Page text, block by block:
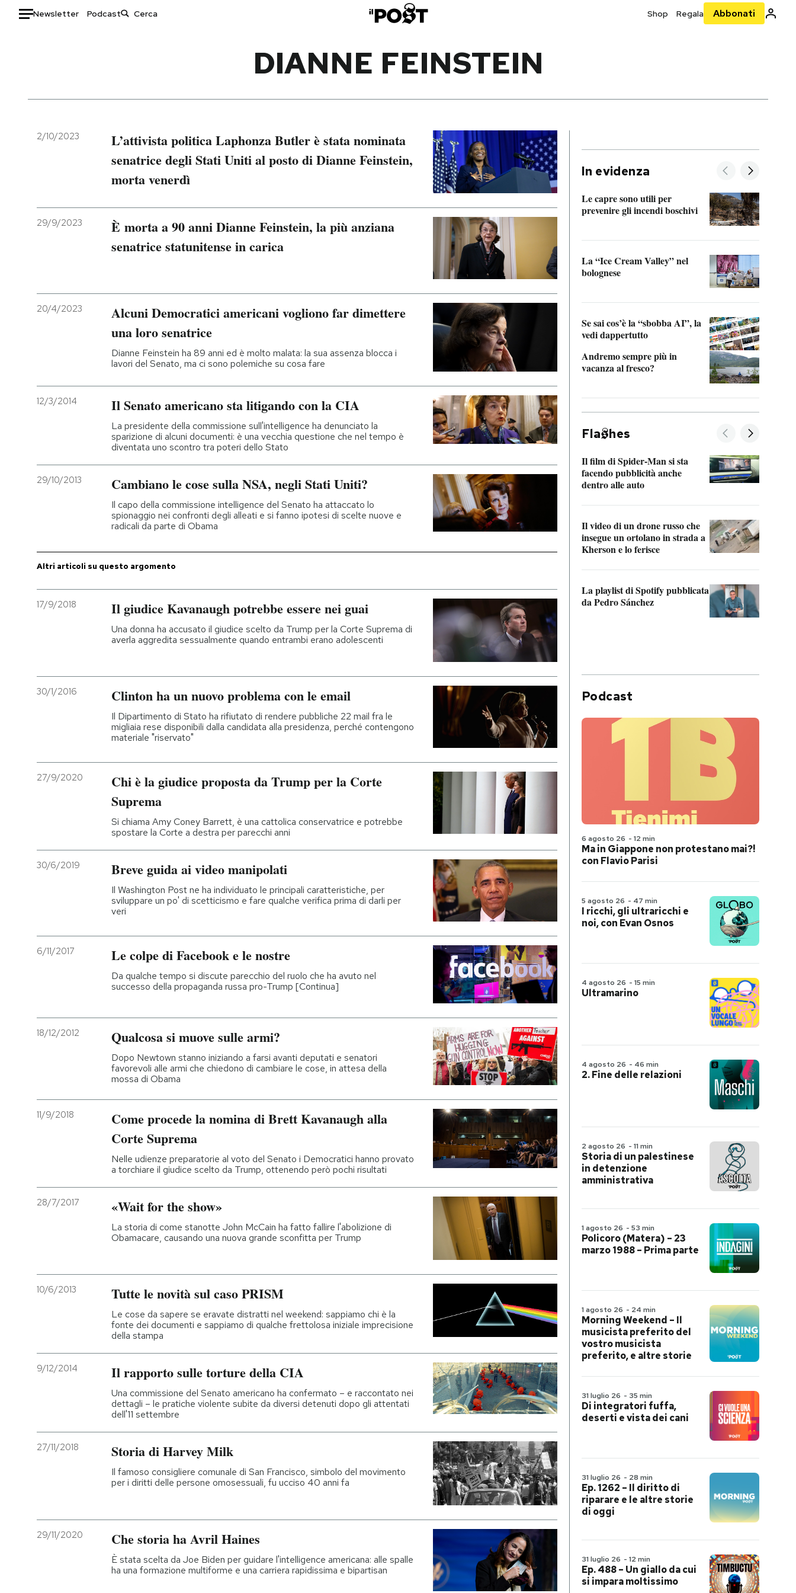
Newsletter Podcast Shop Regala Abbonati
Italia
Politica
Economia
Moda
Storie/Idee
Ok Boomer!
Media
I MIEI PREFERITI
SHOP
AREA PERSONALE
DIANNE FEINSTEIN
2/10/2023
L’attivista politica Laphonza Butler è stata nominata
senatrice degli Stati Uniti al posto di Dianne Feinstein,
morta venerdì
29/9/2023
È morta a 90 anni Dianne Feinstein, la più anziana
senatrice statunitense in carica
20/4/2023
Alcuni Democratici americani vogliono far dimettere
una loro senatrice
Dianne Feinstein ha 89 anni ed è molto malata: la sua assenza blocca i
lavori del Senato, ma ci sono polemiche su cosa fare
12/3/2014 Il Senato americano sta litigando con la CIA
La presidente della commissione sull'intelligence ha denunciato la
sparizione di alcuni documenti: è una vecchia questione che nel tempo è
diventata uno scontro tra poteri dello Stato
29/10/2013 Cambiano le cose sulla NSA, negli Stati Uniti?
Il capo della commissione intelligence del Senato ha attaccato lo
spionaggio nei confronti degli alleati e si fanno ipotesi di scelte nuove e
radicali da parte di Obama
Altri articoli su questo argomento
17/9/2018 Il giudice Kavanaugh potrebbe essere nei guai
Una donna ha accusato il giudice scelto da Trump per la Corte Suprema di
averla aggredita sessualmente quando entrambi erano adolescenti
30/1/2016 Clinton ha un nuovo problema con le email
Il Dipartimento di Stato ha rifiutato di rendere pubbliche 22 mail fra le
migliaia rese disponibili dalla candidata alla presidenza, perché contengono
materiale "riservato"
27/9/2020
Chi è la giudice proposta da Trump per la Corte
Suprema
Si chiama Amy Coney Barrett, è una cattolica conservatrice e potrebbe
spostare la Corte a destra per parecchi anni
30/6/2019 Breve guida ai video manipolati
Il Washington Post ne ha individuato le principali caratteristiche, per
sviluppare un po' di scetticismo e fare qualche verifica prima di darli per
veri
6/11/2017 Le colpe di Facebook e le nostre
Da qualche tempo si discute parecchio del ruolo che ha avuto nel
successo della propaganda russa pro-Trump [Continua]
18/12/2012 Qualcosa si muove sulle armi?
Dopo Newtown stanno iniziando a farsi avanti deputati e senatori
favorevoli alle armi che chiedono di cambiare le cose, in attesa della
mossa di Obama
11/9/2018
Come procede la nomina di Brett Kavanaugh alla
Corte Suprema
Nelle udienze preparatorie al voto del Senato i Democratici hanno provato
a torchiare il giudice scelto da Trump, ottenendo però pochi risultati
28/7/2017 «Wait for the show»
La storia di come stanotte John McCain ha fatto fallire l'abolizione di
Obamacare, causando una nuova grande sconfitta per Trump
10/6/2013 Tutte le novità sul caso PRISM
Le cose da sapere se eravate distratti nel weekend: sappiamo chi è la
fonte dei documenti e sappiamo di qualche frettolosa iniziale imprecisione
della stampa
9/12/2014 Il rapporto sulle torture della CIA
Una commissione del Senato americano ha confermato – e raccontato nei
dettagli – le pratiche violente subite da diversi detenuti dopo gli attentati
dell'11 settembre
27/11/2018 Storia di Harvey Milk
Il famoso consigliere comunale di San Francisco, simbolo del movimento
per i diritti delle persone omosessuali, fu ucciso 40 anni fa
29/11/2020 Che storia ha Avril Haines
È stata scelta da Joe Biden per guidare l'intelligence americana: alle spalle
ha una formazione multiforme e una carriera rapidissima e bipartisan
In evidenza
Le capre sono utili per
prevenire gli incendi boschivi
La “Ice Cream Valley” nel
bolognese
Se sai cos’è la “sbobba AI”, la
vedi dappertutto
Andremo sempre più in
vacanza al fresco?
Fla hes
Il film di Spider-Man si sta
facendo pubblicità anche
dentro alle auto
Il video di un drone russo che
insegue un ortolano in strada a
Kherson e lo ferisce
La playlist di Spotify pubblicata
da Pedro Sánchez
Podcast
6 agosto 26 - 12 min
Ma in Giappone non protestano mai?!
con Flavio Parisi
5 agosto 26 - 47 min
I ricchi, gli ultraricchi e
noi, con Evan Osnos
4 agosto 26 - 15 min
Ultramarino
4 agosto 26 - 46 min
2. Fine delle relazioni
2 agosto 26 - 11 min
Storia di un palestinese
in detenzione
amministrativa
1 agosto 26 - 53 min
Policoro (Matera) – 23
marzo 1988 – Prima parte
1 agosto 26 - 24 min
Morning Weekend – Il
musicista preferito del
vostro musicista
preferito, e altre storie
31 luglio 26 - 35 min
Di integratori fuffa,
deserti e vista dei cani
31 luglio 26 - 28 min
Ep. 1262 – Il diritto di
riparare e le altre storie
di oggi
31 luglio 26 - 12 min
Ep. 488 – Un giallo da cui
si impara moltissimo